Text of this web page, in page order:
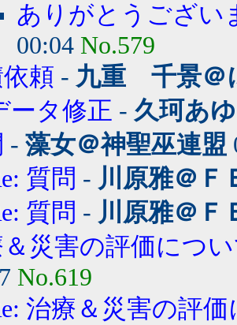
ありがとうござい
00:04 No.579
頼 - 九重 千景＠
ータ修正 - 久珂あ
- 藻女＠神聖巫連盟
質問 - 川原雅＠Ｆ
質問 - 川原雅＠Ｆ
災害の評価につ
No.619
治療＆災害の評